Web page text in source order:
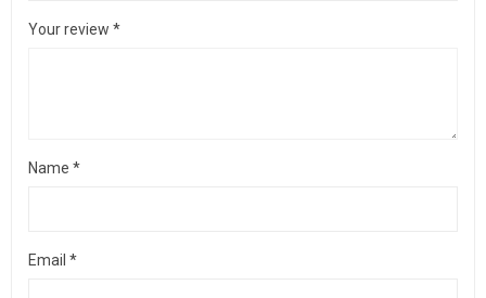
Your review *
Name *
Email *